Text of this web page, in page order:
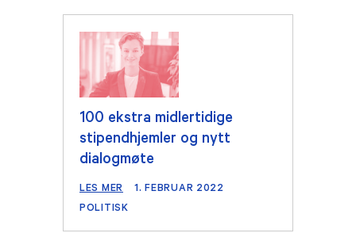
100 ekstra midlertidige
stipendhjemler og nytt
dialogmøte
LES MER
1. FEBRUAR 2022
POLITISK